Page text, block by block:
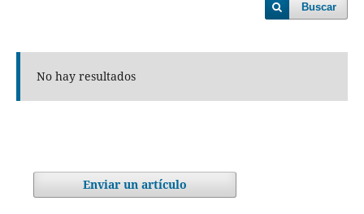
Buscar
No hay resultados
Enviar un artículo